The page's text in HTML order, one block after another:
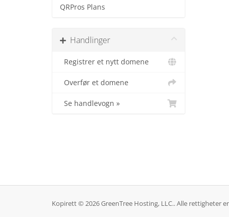
QRPros Plans
Handlinger
Registrer et nytt domene
Overfør et domene
Se handlevogn »
Kopirett © 2026 GreenTree Hosting, LLC.. Alle rettigheter